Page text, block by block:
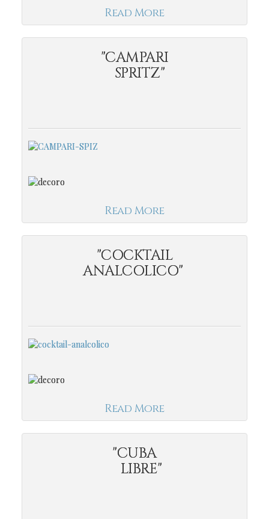
Read More
"CAMPARI
SPRITZ"
Read More
"COCKTAIL
ANALCOLICO"
Read More
"CUBA
LIBRE"